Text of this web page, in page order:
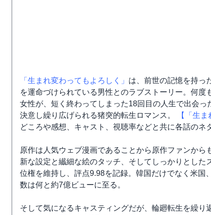
「生まれ変わってもよろしく」 は、前世の記憶を持っ
を運命づけられている男性とのラブストーリー。何
女性が、短く終わってしまった18回目の人生で出会
決意し繰り広げられる猪突的転生ロマンス。
【「生
どころや感想、キャスト、視聴率などと共に各話のネ
原作は人気ウェブ漫画であることから原作ファンか
新な設定と纎細な絵のタッチ、そしてしっかりとし
位権を維持し、評点9.98を記録。韓国だけでなく米
数は何と約7億ビューに至る。
そして気になるキャスティングだが、輪廻転生を繰り